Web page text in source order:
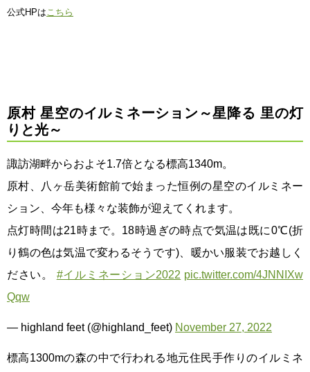
公式HPは こちら
原村 星空のイルミネーション～星降る 里の灯
りと光～
諏訪湖畔からおよそ1.7倍となる標高1340m。
原村、八ヶ岳美術館前で始まった恒例の星空のイルミネー
ション、今年も様々な装飾が迎えてくれます。
点灯時間は21時まで。18時過ぎの時点で気温は既に0℃(折
り鶴の色は気温で変わるそうです)、暖かい服装でお越しく
ださい。 #イルミネーション2022 pic.twitter.com/4JNNIXw
Qqw
— highland feet (@highland_feet) November 27, 2022
標高1300mの森の中で行われる地元住民手作りのイルミネ